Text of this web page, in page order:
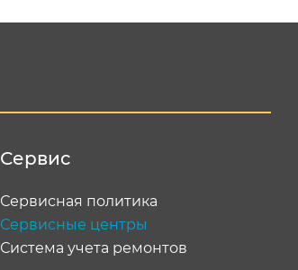
Сервис
Сервисная политика
Сервисные центры
Система учета ремонтов